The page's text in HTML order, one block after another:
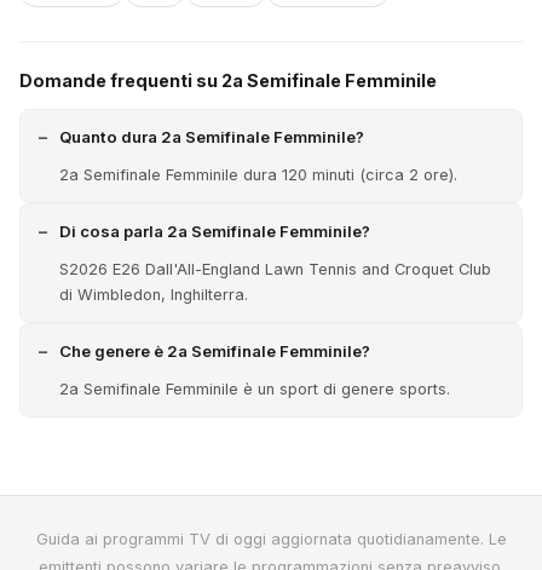
Domande frequenti su 2a Semifinale Femminile
Quanto dura 2a Semifinale Femminile?
2a Semifinale Femminile dura 120 minuti (circa 2 ore).
Di cosa parla 2a Semifinale Femminile?
S2026 E26 Dall'All-England Lawn Tennis and Croquet Club
di Wimbledon, Inghilterra.
Che genere è 2a Semifinale Femminile?
2a Semifinale Femminile è un sport di genere sports.
Guida ai programmi TV di oggi aggiornata quotidianamente. Le